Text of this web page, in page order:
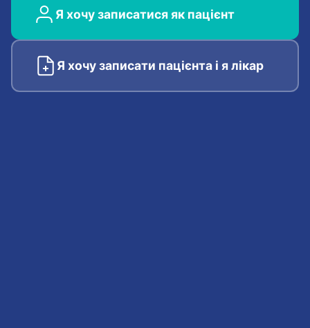
Я хочу записатися як пацієнт
Я хочу записати пацієнта і я лікар